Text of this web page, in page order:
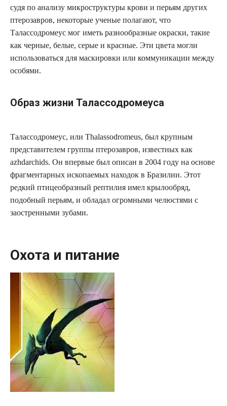
судя по анализу микроструктуры крови и перьям других
птерозавров, некоторые ученые полагают, что
Талассодромеус мог иметь разнообразные окраски, такие
как черные, белые, серые и красные. Эти цвета могли
использоваться для маскировки или коммуникации между
особями.
Образ жизни Талассодромеуса
Талассодромеус, или Thalassodromeus, был крупным
представителем группы птерозавров, известных как
azhdarchids. Он впервые был описан в 2004 году на основе
фрагментарных ископаемых находок в Бразилии. Этот
редкий птицеобразный рептилия имел крылообряд,
подобный перьям, и обладал огромными челюстями с
заостренными зубами.
Охота и питание